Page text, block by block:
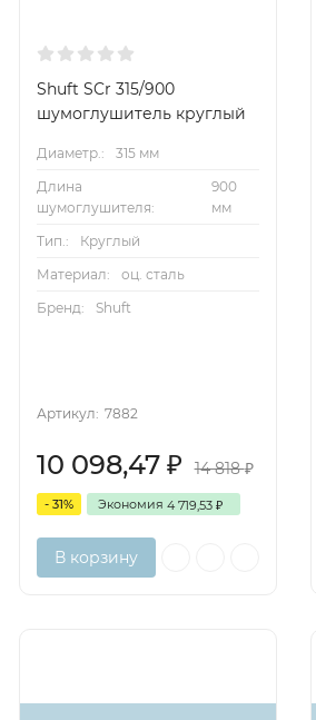
Shuft SCr 315/900
шумоглушитель круглый
Диаметр.:
315 мм
Длина
шумоглушителя:
900
мм
Тип.:
Круглый
Материал:
оц. сталь
Бренд:
Shuft
Артикул: 7882
10 098,47 ₽ 14 818₽
- 31% Экономия 4 719,53 ₽
В корзину